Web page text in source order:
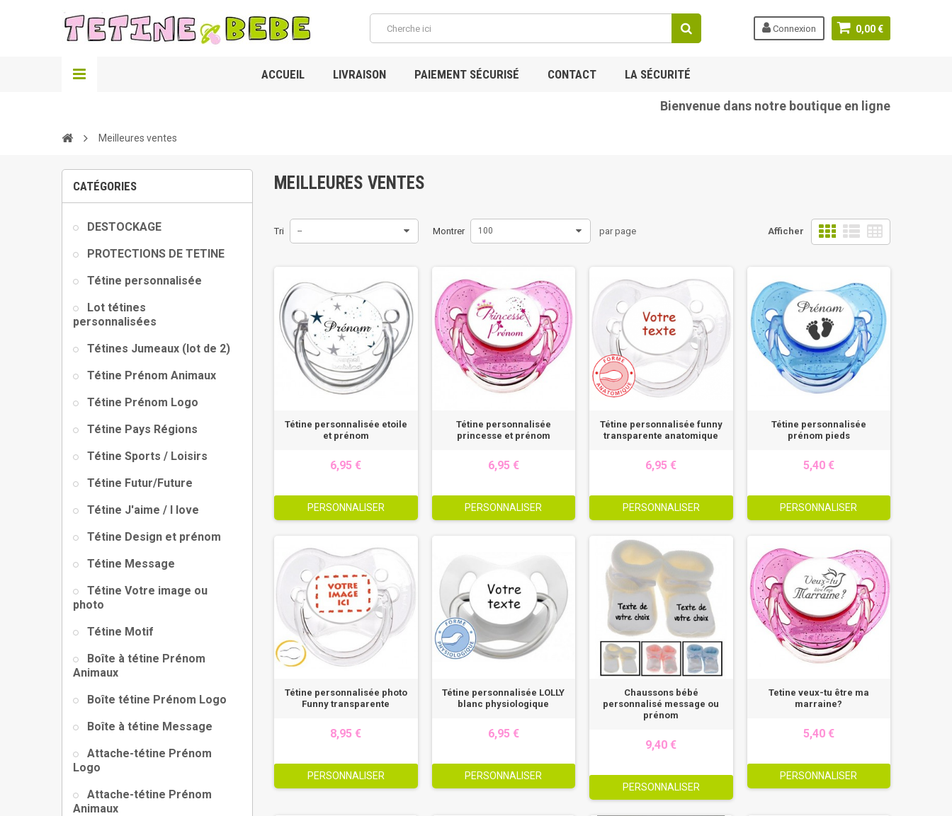
0,00 €
Connexion
ACCUEIL LIVRAISON PAIEMENT SÉCURISÉ CONTACT LA SÉCURITÉ
Bienvenue dans notre boutique en ligne tetine-bebe.com
Meilleures ventes
CATÉGORIES
DESTOCKAGE
PROTECTIONS DE TETINE
Tétine personnalisée
Lot tétines
personnalisées
Tétines Jumeaux (lot de 2)
Tétine Prénom Animaux
Tétine Prénom Logo
Tétine Pays Régions
Tétine Sports / Loisirs
Tétine Futur/Future
Tétine J'aime / I love
Tétine Design et prénom
Tétine Message
Tétine Votre image ou
photo
Tétine Motif
Boîte à tétine Prénom
Animaux
Boîte tétine Prénom Logo
Boîte à tétine Message
Attache-tétine Prénom
Logo
Attache-tétine Prénom
Animaux
MEILLEURES VENTES
Afficher
Tri -- Montrer 100 par page
Tétine personnalisée etoile
et prénom
6,95 €
PERSONNALISER
Tétine personnalisée
princesse et prénom
6,95 €
PERSONNALISER
Tétine personnalisée funny
transparente anatomique
6,95 €
PERSONNALISER
Tétine personnalisée
prénom pieds
5,40 €
PERSONNALISER
Tétine personnalisée photo
Funny transparente
8,95 €
PERSONNALISER
Tétine personnalisée LOLLY
blanc physiologique
6,95 €
PERSONNALISER
Chaussons bébé
personnalisé message ou
prénom
9,40 €
PERSONNALISER
Tetine veux-tu être ma
marraine?
5,40 €
PERSONNALISER